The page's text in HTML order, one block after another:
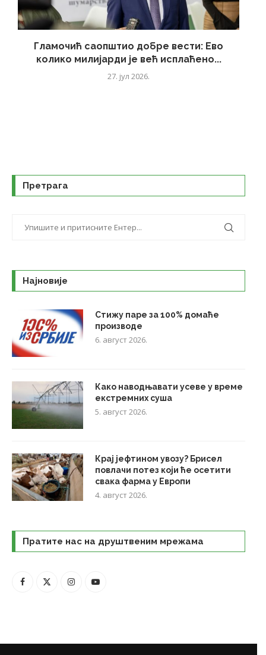
Гламочић саопштио добре вести: Ево
колико милијарди је већ исплаћено...
27. јул 2026.
Претрага
Најновије
Стижу паре за 100% домаће
производе
6. август 2026.
Како наводњавати усеве у време
екстремних суша
5. август 2026.
Крај јефтином увозу? Брисел
повлачи потез који ће осетити
свака фарма у Европи
4. август 2026.
Пратите нас на друштвеним мрежама